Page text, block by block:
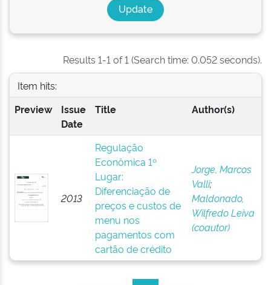
Results 1-1 of 1 (Search time: 0.052 seconds).
Item hits:
Preview
Issue
Date
Title Author(s)
2013
Regulação
Econômica 1º
Lugar:
Diferenciação de
preços e custos de
menu nos
pagamentos com
cartão de crédito
Jorge, Marcos
Valli;
Maldonado,
Wilfredo Leiva
(coautor)